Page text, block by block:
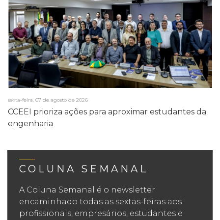
sexta-feira, 07 de agosto de 2026
CCEEI prioriza ações para aproximar estudantes da
engenharia
COLUNA SEMANAL
A Coluna Semanal é o newsletter
encaminhado todas as sextas-feiras aos
profissionais, empresários, estudantes e